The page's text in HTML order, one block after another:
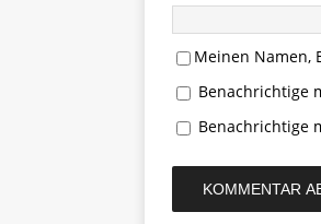
Meinen Namen,
Benachrichtige
Benachrichtige